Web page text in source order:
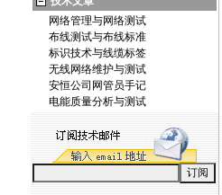
网络管理与网络测试
布线测试与布线标准
标识技术与线缆标签
无线网络维护与测试
安恒公司网管员手记
电能质量分析与测试